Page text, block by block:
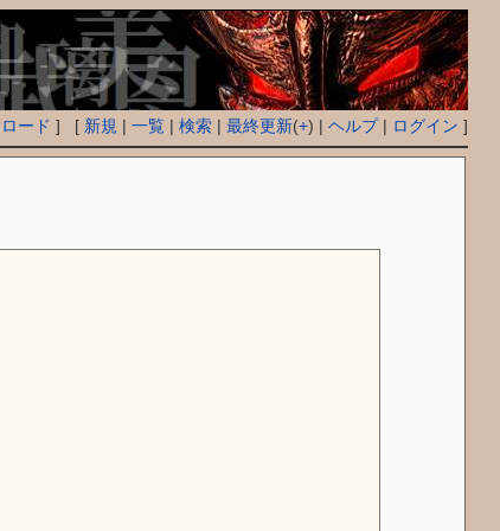
ロード ] [ 新規 |一覧 |検索 |最終更新(+) |ヘルプ| ログイン ]